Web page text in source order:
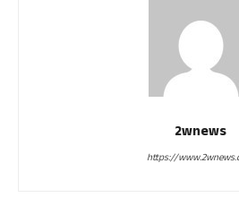
2wnews
https://